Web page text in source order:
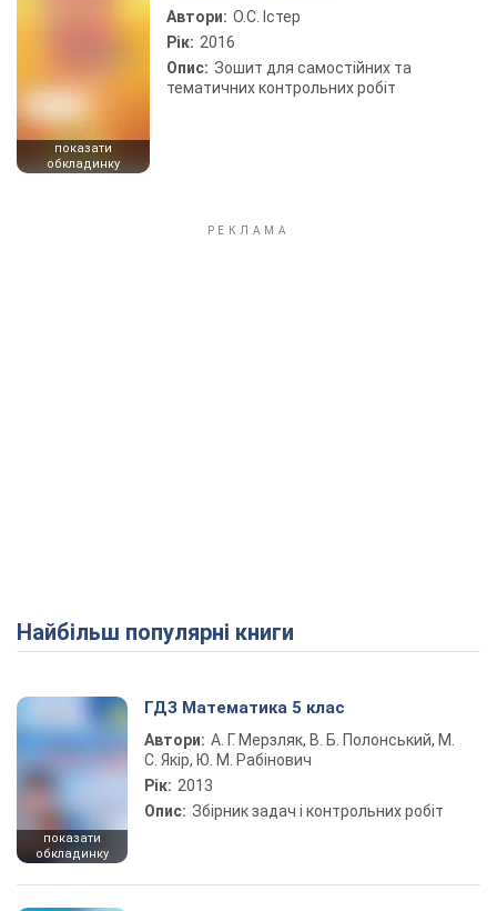
показати
обкладинку
Автори: О.С. Істер
Рік: 2016
Опис: Зошит для самостійних та
тематичних контрольних робіт
Найбільш популярні книги
показати
обкладинку
ГДЗ Математика 5 клас
Автори: А. Г. Мерзляк, В. Б. Полонський, М.
С. Якір, Ю. М. Рабінович
Рік: 2013
Опис: Збірник задач і контрольних робіт